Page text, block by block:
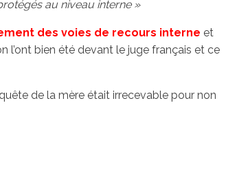
au niveau interne »
des voies de recours interne et
l’ont bien été devant le juge français et ce
de la mère était irrecevable pour non